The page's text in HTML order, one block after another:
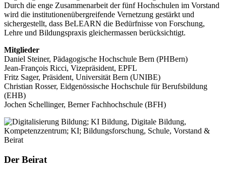
Durch die enge Zusammenarbeit der fünf Hochschulen im Vorstand
wird die institutionenübergreifende Vernetzung gestärkt und
sichergestellt, dass BeLEARN die Bedürfnisse von Forschung,
Lehre und Bildungspraxis gleichermassen berücksichtigt.
Mitglieder
Daniel Steiner, Pädagogische Hochschule Bern (PHBern)
Jean-François Ricci, Vizepräsident, EPFL
Fritz Sager, Präsident, Universität Bern (UNIBE)
Christian Rosser, Eidgenössische Hochschule für Berufsbildung
(EHB)
Jochen Schellinger, Berner Fachhochschule (BFH)
Der Beirat